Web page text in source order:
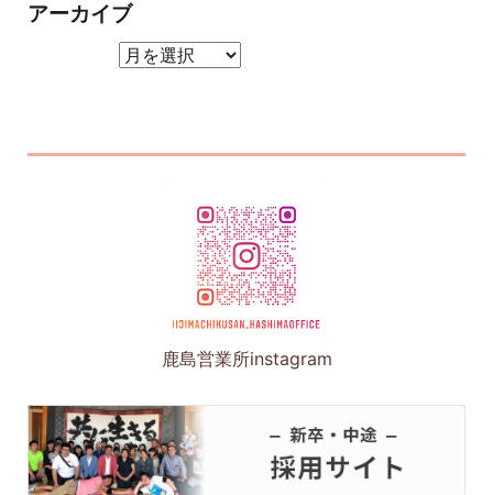
アーカイブ
鹿島営業所instagram